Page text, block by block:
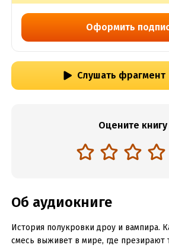
Оформить
Слушать фрагмент
Оцените книгу
Об аудиокниге
История полукровки дроу и вампира.
смесь выживет в мире, где презирают